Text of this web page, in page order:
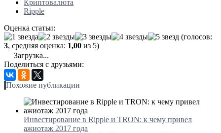
Криптовалюта
Ripple
Оценка статьи:
(голосов:
3, средняя оценка: 1,00 из 5)
Загрузка...
Поделиться с друзьями:
Похожие публикации
Инвестирование в Ripple и TRON: к чему привел
ажиотаж 2017 года